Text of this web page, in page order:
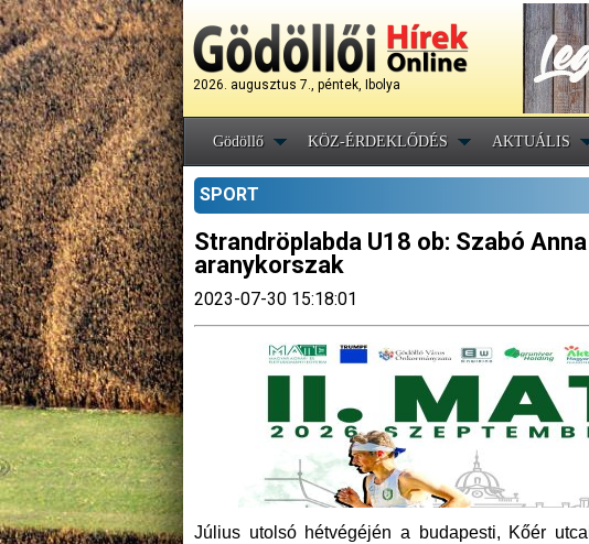
2026. augusztus 7., péntek, Ibolya
Gödöllő KÖZ-ÉRDEKLŐDÉS AKTUÁLIS
SPORT
Strandröplabda U18 ob: Szabó
aranykorszak
2023-07-30 15:18:01
Július utolsó hétvégéjén a budapesti, Kőér